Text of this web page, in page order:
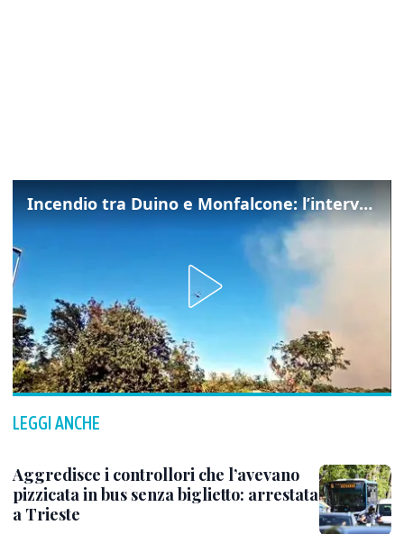
Incendio tra Duino e Monfalcone: l’intervento dei vigili del fuoco
LEGGI ANCHE
Aggredisce i controllori che l’avevano
pizzicata in bus senza biglietto: arrestata
a Trieste